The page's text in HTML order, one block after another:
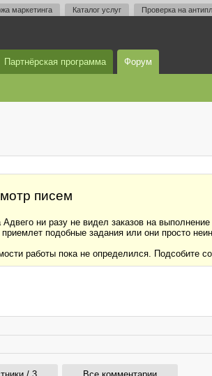
маркетинга Каталог услуг Проверка на
Партнёрская программа Форум
писем
ни разу не видел заказов на
подобные задания или они просто
работы пока не определился. Подсобите